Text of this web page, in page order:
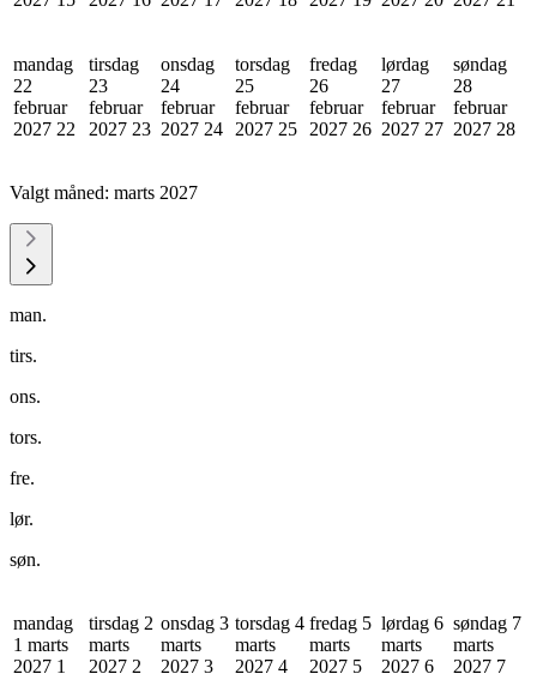
mandag
22
februar
2027 22
tirsdag
23
februar
2027 23
onsdag
24
februar
2027 24
torsdag
25
februar
2027 25
fredag
26
februar
2027 26
lørdag
27
februar
2027 27
søndag
28
februar
2027 28
Valgt måned: marts 2027
man.
tirs.
ons.
tors.
fre.
lør.
søn.
mandag
1 marts
2027 1
tirsdag 2
marts
2027 2
onsdag 3
marts
2027 3
torsdag 4
marts
2027 4
fredag 5
marts
2027 5
lørdag 6
marts
2027 6
søndag 7
marts
2027 7